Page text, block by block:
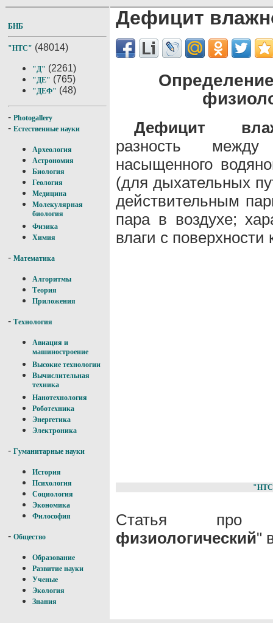
БНБ
"НТС" (48014)
"Д" (2261)
"ДЕ" (765)
"ДЕФ" (48)
- Photogallery
- Естественные науки
Археология
Астрономия
Биология
Геология
Медицина
Молекулярная
биология
Физика
Химия
- Математика
Алгоритмы
Теория
Приложения
- Технология
Авиация и
машиностроение
Высокие технологии
Вычислительная
техника
Нанотехнология
Роботехника
Энергетика
Электроника
- Гуманитарные науки
История
Психология
Социология
Экономика
Философия
- Общество
Образование
Развитие науки
Ученые
Экология
Знания
Дефицит
Дефицит
разность
насыщенного
(для дыхательных
действительным
пара в воздухе;
влаги с
Статья
физиологический"